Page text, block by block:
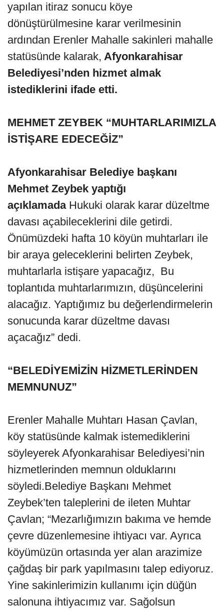
yapılan itiraz sonucu köye
dönüştürülmesine karar verilmesinin
ardından Erenler Mahalle sakinleri mahalle
statüsünde kalarak, Afyonkarahisar
Belediyesi’nden hizmet almak
istediklerini ifade etti.
MEHMET ZEYBEK “MUHTARLARIMIZLA
İSTİŞARE EDECEĞİZ”
Afyonkarahisar Belediye başkanı
Mehmet Zeybek yaptığı
açıklamada Hukuki olarak karar düzeltme
davası açabileceklerini dile getirdi.
Önümüzdeki hafta 10 köyün muhtarları ile
bir araya geleceklerini belirten Zeybek,
muhtarlarla istişare yapacağız, Bu
toplantıda muhtarlarımızın, düşüncelerini
alacağız. Yaptığımız bu değerlendirmelerin
sonucunda karar düzeltme davası
açacağız” dedi.
“BELEDİYEMİZİN HİZMETLERİNDEN
MEMNUNUZ”
Erenler Mahalle Muhtarı Hasan Çavlan,
köy statüsünde kalmak istemediklerini
söyleyerek Afyonkarahisar Belediyesi’nin
hizmetlerinden memnun olduklarını
söyledi.Belediye Başkanı Mehmet
Zeybek’ten taleplerini de ileten Muhtar
Çavlan; “Mezarlığımızın bakıma ve hemde
çevre düzenlemesine ihtiyacı var. Ayrıca
köyümüzün ortasında yer alan arazimize
çağdaş bir park yapılmasını talep ediyoruz.
Yine sakinlerimizin kullanımı için düğün
salonuna ihtiyacımız var. Sağolsun